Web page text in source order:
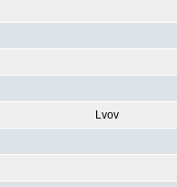
Lvov